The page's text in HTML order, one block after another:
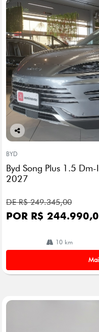
Co
arti
lhe
BYD
Byd Song Plus 1.5
2027
DE R$ 249.345,00
POR R$
10 km